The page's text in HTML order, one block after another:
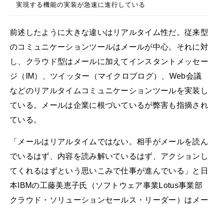
実現する機能の実装が急速に進行している
前述したように大きな違いはリアルタイム性だ。従来型
のコミュニケーションツールはメールが中心。それに対
し、クラウド型はメールに加えてインスタントメッセー
ジ（IM）、ツイッター（マイクロブログ）、Web会議
などのリアルタイムコミュニケーションツールを実装し
ている。メールは企業に根づいているが弊害も指摘され
ている。
「メールはリアルタイムではない。相手がメールを読ん
でいるはず、内容を読み解いているはず、アクションし
てくれるはずという思いこみで仕事が進んでいる」と日
本IBMの工藤美恵子氏（ソフトウェア事業Lotus事業部
クラウド・ソリューションセールス・リーダー）はメー